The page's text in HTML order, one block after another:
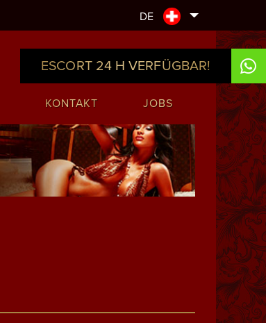
ESCORT 24 H VERFÜGBAR!
DE
KONTAKT JOBS